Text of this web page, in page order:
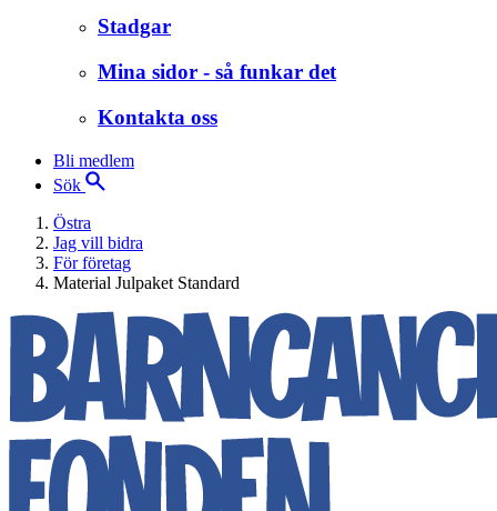
Stadgar
Mina sidor - så funkar det
Kontakta oss
Bli medlem
Sök
Östra
Jag vill bidra
För företag
Material Julpaket Standard